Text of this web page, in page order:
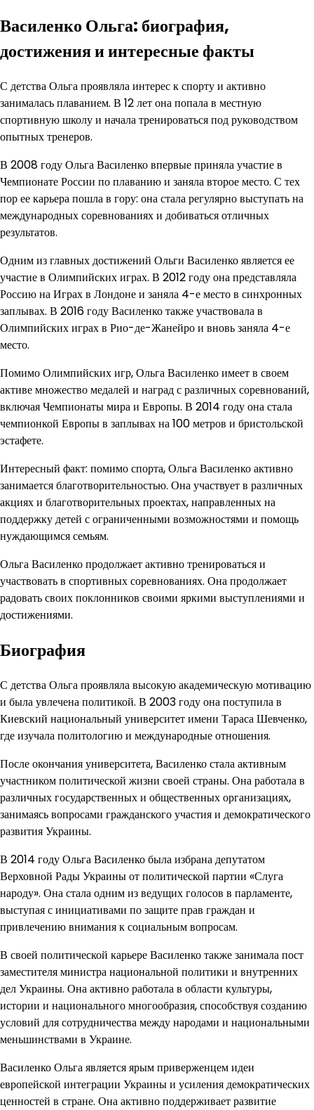
Василенко Ольга: биография,
достижения и интересные факты
С детства Ольга проявляла интерес к спорту и активно
занималась плаванием. В 12 лет она попала в местную
спортивную школу и начала тренироваться под руководством
опытных тренеров.
В 2008 году Ольга Василенко впервые приняла участие в
Чемпионате России по плаванию и заняла второе место. С тех
пор ее карьера пошла в гору: она стала регулярно выступать на
международных соревнованиях и добиваться отличных
результатов.
Одним из главных достижений Ольги Василенко является ее
участие в Олимпийских играх. В 2012 году она представляла
Россию на Играх в Лондоне и заняла 4-е место в синхронных
заплывах. В 2016 году Василенко также участвовала в
Олимпийских играх в Рио-де-Жанейро и вновь заняла 4-е
место.
Помимо Олимпийских игр, Ольга Василенко имеет в своем
активе множество медалей и наград с различных соревнований,
включая Чемпионаты мира и Европы. В 2014 году она стала
чемпионкой Европы в заплывах на 100 метров и бристольской
эстафете.
Интересный факт: помимо спорта, Ольга Василенко активно
занимается благотворительностью. Она участвует в различных
акциях и благотворительных проектах, направленных на
поддержку детей с ограниченными возможностями и помощь
нуждающимся семьям.
Ольга Василенко продолжает активно тренироваться и
участвовать в спортивных соревнованиях. Она продолжает
радовать своих поклонников своими яркими выступлениями и
достижениями.
Биография
С детства Ольга проявляла высокую академическую мотивацию
и была увлечена политикой. В 2003 году она поступила в
Киевский национальный университет имени Тараса Шевченко,
где изучала политологию и международные отношения.
После окончания университета, Василенко стала активным
участником политической жизни своей страны. Она работала в
различных государственных и общественных организациях,
занимаясь вопросами гражданского участия и демократического
развития Украины.
В 2014 году Ольга Василенко была избрана депутатом
Верховной Рады Украины от политической партии «Слуга
народу». Она стала одним из ведущих голосов в парламенте,
выступая с инициативами по защите прав граждан и
привлечению внимания к социальным вопросам.
В своей политической карьере Василенко также занимала пост
заместителя министра национальной политики и внутренних
дел Украины. Она активно работала в области культуры,
истории и национального многообразия, способствуя созданию
условий для сотрудничества между народами и национальными
меньшинствами в Украине.
Василенко Ольга является ярым приверженцем идеи
европейской интеграции Украины и усиления демократических
ценностей в стране. Она активно поддерживает развитие